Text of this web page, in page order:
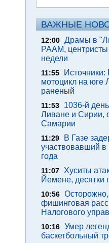
ВАЖНЫЕ
12:00 Драмы в
РААМ, центристы
недели
11:55
мотоцикл на юге
раненый
11:53
1036-й
Ливане и Сирии,
Самарии
11:29
В Газе
участвовавший в
года
11:07
Хуситы
Йемене, десятки
10:56
фишинговая
Налогового
10:16 Умер
баскетбольный